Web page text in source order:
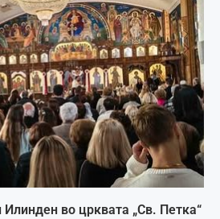
во црквата „Св. Петка“